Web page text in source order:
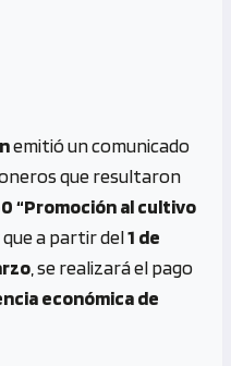
emitió un comunicado
que resultaron
“Promoción al cultivo
a partir del1 de
, se realizará el pago
económica de